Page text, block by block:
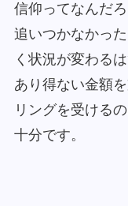
信仰ってなんだ
追いつかなかっ
く状況が変わるは
あり得ない金額
リングを受ける
十分です。